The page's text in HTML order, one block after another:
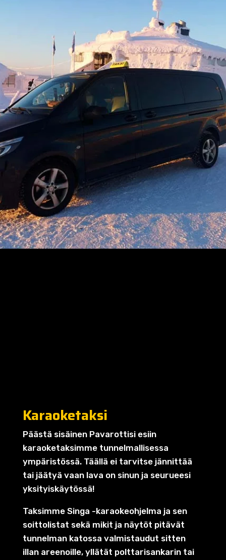
Karaoketaksi
Päästä sisäinen Pavarottisi esiin
karaoketaksimme tunnelmallisessa
ympäristössä. Täällä ei tarvitse jännittää
tai jäätyä vaan lava on sinun ja seurueesi
yksityiskäytössä!
Taksimme Singa -karaokeohjelma ja sen
soittolistat sekä mikit ja näytöt pitävät
tunnelman katossa valmistaudut sitten
illan areenoille, yllätät polttarisankarin tai